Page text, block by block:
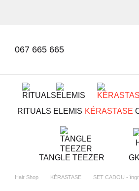
067 665 665
RITUALS ELEMIS KÉRASTASE
TANGLE TEEZER
Hair Shop KÉRASTASE SET CADOU -